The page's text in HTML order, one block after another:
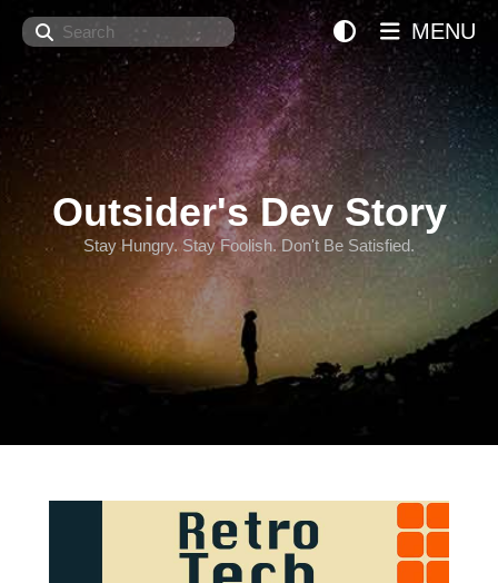
Search
Outsider's Dev Story
Stay Hungry. Stay Foolish. Don't Be Satisfied.
MENU